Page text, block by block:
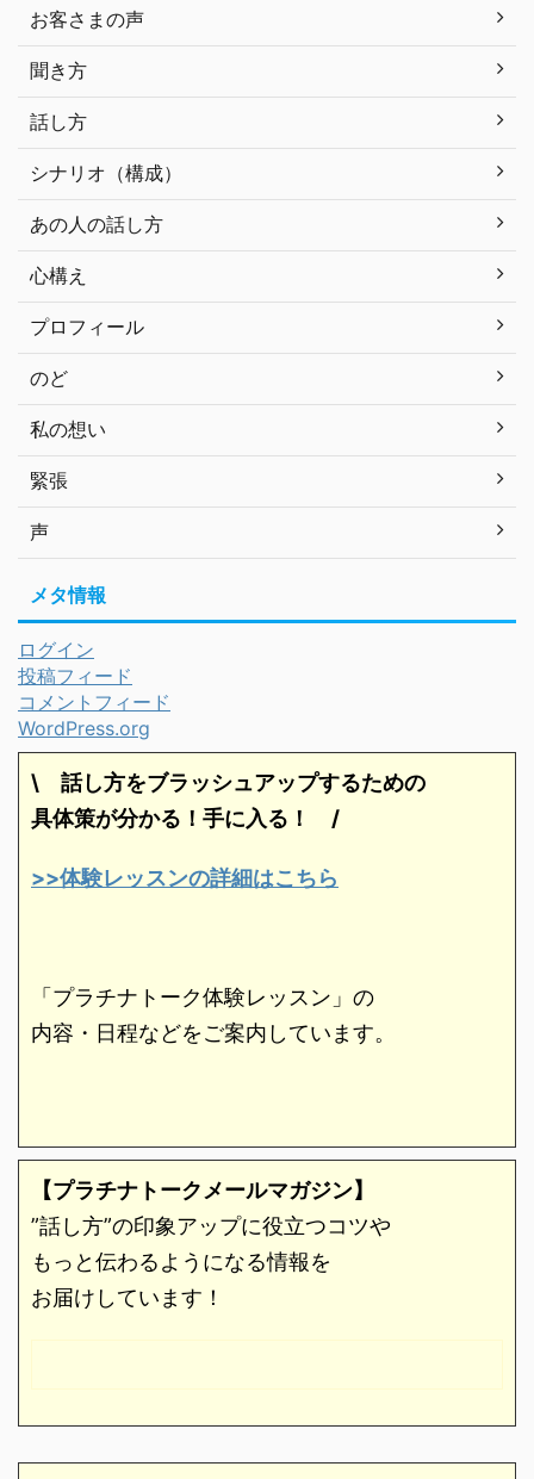
お客さまの声
聞き方
話し方
シナリオ（構成）
あの人の話し方
心構え
プロフィール
のど
私の想い
緊張
声
メタ情報
ログイン
投稿フィード
コメントフィード
WordPress.org
\ 話し方をブラッシュアップするための
具体策が分かる！手に入る！ /
>>体験レッスンの詳細はこちら
「プラチナトーク体験レッスン」の
内容・日程などをご案内しています。
【プラチナトークメールマガジン】
”話し方”の印象アップに役立つコツや
もっと伝わるようになる情報を
お届けしています！